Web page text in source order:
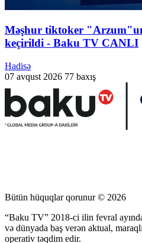
Məşhur tiktoker
keçirildi - Baku TV CANLI
Hadisə
07 avqust 2026 77 baxış
Bütün hüquqlar qorunur © 2026
“Baku TV” 2018-ci ilin fevral
və dünyada baş verən aktual,
operativ təqdim edir.